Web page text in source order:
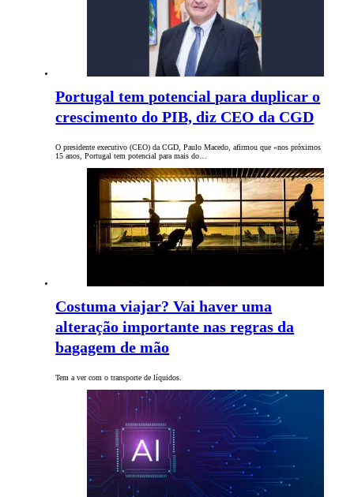
Portugal tem potencial para duplicar o
crescimento do PIB, diz CEO da CGD
O presidente executivo (CEO) da CGD, Paulo Macedo, afirmou que «nos próximos
15 anos, Portugal tem potencial para mais do…
Costuma viajar? Vai haver uma
alteração importante nas regras da
bagagem de mão
Tem a ver com o transporte de líquidos.